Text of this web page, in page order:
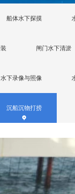
船体水下探摸
闸门水下清淤
水下录像与照像
沉船沉物打捞